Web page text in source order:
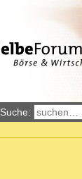
Suche: